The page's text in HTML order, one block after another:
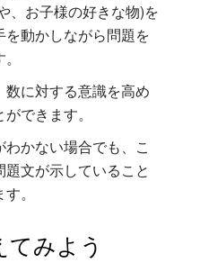
、お子様の好きな物)を
動かしながら問題を
に対する意識を高め
できます。
かない場合でも、こ
文が示していること
。
みよう